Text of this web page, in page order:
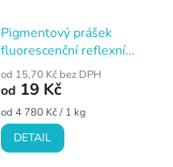
Pigmentový prášek
fluorescenční reflexní
růžová
od 15,70 Kč bez DPH
od 19 Kč
Měrná
cena:
od 4 780 Kč / 1 kg
DETAIL